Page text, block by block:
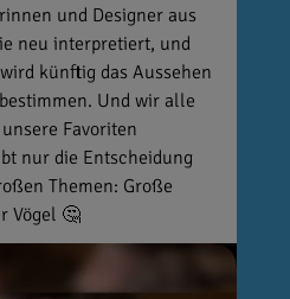
und Designer aus
neu interpretiert, und
künftig das Aussehen
Und wir alle
Favoriten
nur die Entscheidung
Themen: Große
Vögel 🤔